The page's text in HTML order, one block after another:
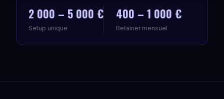
2 000 – 5 000 €
Setup unique
400 – 1 000 €
Retainer mensuel